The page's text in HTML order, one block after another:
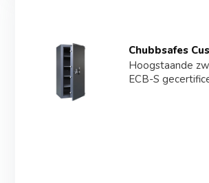
Chubbsafes
Hoogstaande
ECB-S